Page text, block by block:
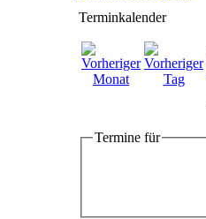
Terminkalender
Termine für